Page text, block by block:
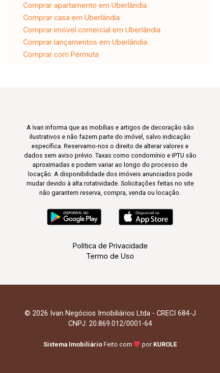
Comprar apartamento em Uberlândia
Comprar casa em Uberlândia
Comprar imóvel comercial em Uberlândia
Comprar lançamentos em Uberlândia
Comprar com Permuta
A Ivan informa que as mobílias e artigos de decoração são
ilustrativos e não fazem parte do imóvel, salvo indicação
específica. Reservamo-nos o direito de alterar valores e
dados sem aviso prévio. Taxas como condomínio e IPTU são
aproximadas e podem variar ao longo do processo de
locação. A disponibilidade dos imóveis anunciados pode
mudar devido à alta rotatividade. Solicitações feitas no site
não garantem reserva, compra, venda ou locação.
Política de Privacidade
Termo de Uso
© 2026 Ivan Negócios Imobiliários Ltda - CRECI 684-J
CNPJ: 20.869.012/0001-64
Sistema Imobiliário Feito com por KUROLE